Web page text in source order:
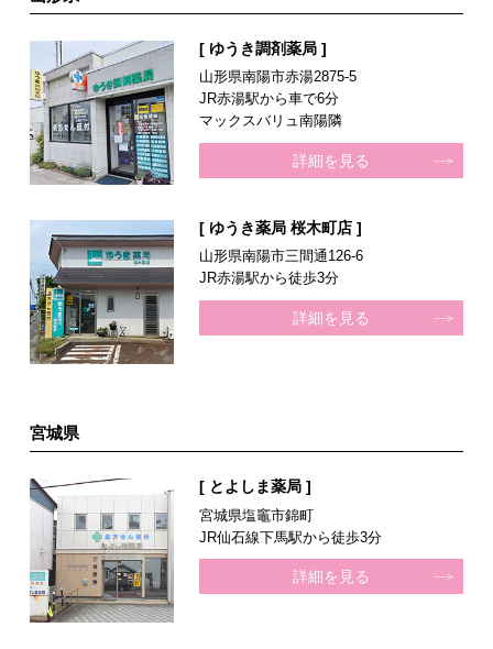
[ ゆうき調剤薬局 ]
山形県南陽市赤湯2875-5
JR赤湯駅から車で6分
マックスバリュ南陽隣
詳細を見る
[ ゆうき薬局 桜木町店 ]
山形県南陽市三間通126-6
JR赤湯駅から徒歩3分
詳細を見る
宮城県
[ とよしま薬局 ]
宮城県塩竈市錦町
JR仙石線下馬駅から徒歩3分
詳細を見る